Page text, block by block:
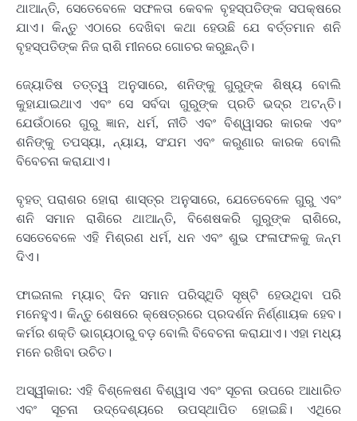
ଥାଆନ୍ତି, ସେତେବେଳେ ସଫଳତା କେବଳ ବୃହସ୍ପତିଙ୍କ ସପକ୍ଷରେ
ଯାଏ। କିନ୍ତୁ ଏଠାରେ ଦେଖିବା କଥା ହେଉଛି ଯେ ବର୍ତ୍ତମାନ ଶନି
ବୃହସ୍ପତିଙ୍କ ନିଜ ରାଶି ମୀନରେ ଗୋଚର କରୁଛନ୍ତି।
ଜ୍ୟୋତିଷ ତତ୍ତ୍ୱ ଅନୁସାରେ, ଶନିଙ୍କୁ ଗୁରୁଙ୍କ ଶିଷ୍ୟ ବୋଲି
କୁହାଯାଇଥାଏ ଏବଂ ସେ ସର୍ବଦା ଗୁରୁଙ୍କ ପ୍ରତି ଭଦ୍ର ଅଟନ୍ତି।
ଯେଉଁଠାରେ ଗୁରୁ ଜ୍ଞାନ, ଧର୍ମ, ନୀତି ଏବଂ ବିଶ୍ୱାସର କାରକ ଏବଂ
ଶନିଙ୍କୁ ତପସ୍ୟା, ନ୍ୟାୟ, ସଂଯମ ଏବଂ କରୁଣାର କାରକ ବୋଲି
ବିବେଚନା କରାଯାଏ।
ବୃହତ୍ ପରାଶର ହୋରା ଶାସ୍ତ୍ର ଅନୁସାରେ, ଯେତେବେଳେ ଗୁରୁ ଏବଂ
ଶନି ସମାନ ରାଶିରେ ଥାଆନ୍ତି, ବିଶେଷକରି ଗୁରୁଙ୍କ ରାଶିରେ,
ସେତେବେଳେ ଏହି ମିଶ୍ରଣ ଧର୍ମ, ଧନ ଏବଂ ଶୁଭ ଫଳାଫଳକୁ ଜନ୍ମ
ଦିଏ।
ଫାଇନାଲ ମ୍ୟାଚ୍ ଦିନ ସମାନ ପରିସ୍ଥିତି ସୃଷ୍ଟି ହେଉଥିବା ପରି
ମନେହୁଏ। କିନ୍ତୁ ଶେଷରେ କ୍ଷେତ୍ରରେ ପ୍ରଦର୍ଶନ ନିର୍ଣ୍ଣାୟକ ହେବ।
କର୍ମର ଶକ୍ତି ଭାଗ୍ୟଠାରୁ ବଡ଼ ବୋଲି ବିବେଚନା କରାଯାଏ। ଏହା ମଧ୍ୟ
ମନେ ରଖିବା ଉଚିତ।
ଅସ୍ୱୀକାର: ଏହି ବିଶ୍ଳେଷଣ ବିଶ୍ୱାସ ଏବଂ ସୂଚନା ଉପରେ ଆଧାରିତ
ଏବଂ ସୂଚନା ଉଦ୍ଦେଶ୍ୟରେ ଉପସ୍ଥାପିତ ହୋଇଛି। ଏଥିରେ